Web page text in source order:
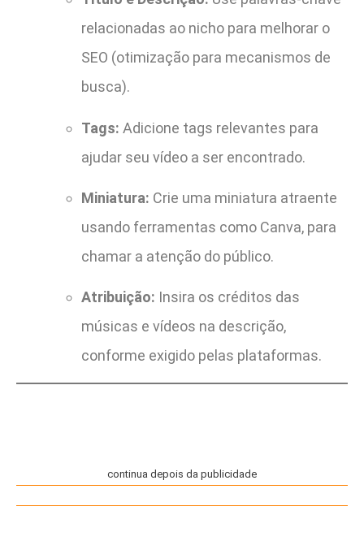
relacionadas ao nicho para melhorar o
SEO (otimização para mecanismos de
busca).
Tags: Adicione tags relevantes para
ajudar seu vídeo a ser encontrado.
Miniatura: Crie uma miniatura atraente
usando ferramentas como Canva, para
chamar a atenção do público.
Atribuição: Insira os créditos das
músicas e vídeos na descrição,
conforme exigido pelas plataformas.
continua depois da publicidade